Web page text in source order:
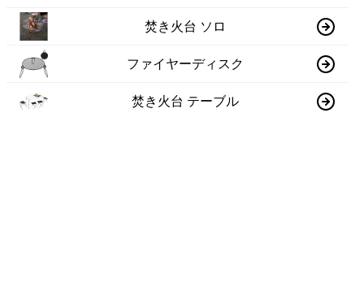
焚き火台 ソロ
ファイヤーディスク
焚き火台 テーブル